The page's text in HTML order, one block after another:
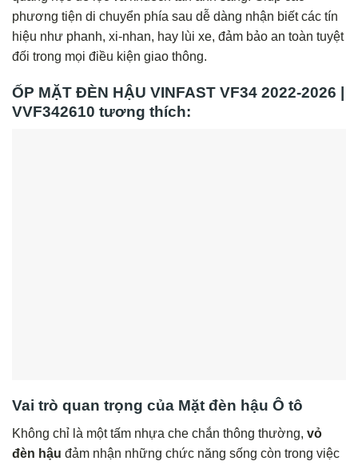
phương tiện di chuyển phía sau dễ dàng nhận biết các tín
hiệu như phanh, xi-nhan, hay lùi xe, đảm bảo an toàn tuyệt
đối trong mọi điều kiện giao thông.
ỐP MẶT ĐÈN HẬU VINFAST VF34 2022-2026 |
VVF342610 tương thích:
Vai trò quan trọng của Mặt đèn hậu Ô tô
Không chỉ là một tấm nhựa che chắn thông thường, vỏ
đèn hậu đảm nhận những chức năng sống còn trong việc